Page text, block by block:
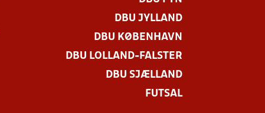
DBU JYLLAND
DBU KØBENHAVN
DBU LOLLAND-FALSTER
DBU SJÆLLAND
FUTSAL